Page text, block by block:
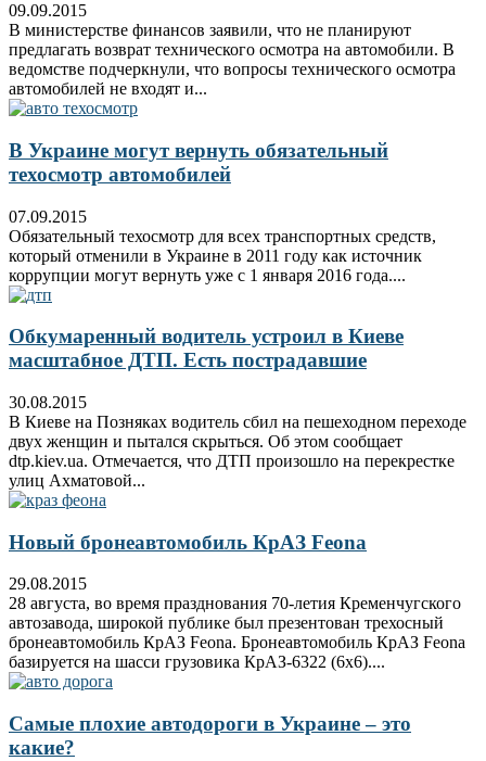
09.09.2015
В министерстве финансов заявили, что не планируют
предлагать возврат технического осмотра на автомобили. В
ведомстве подчеркнули, что вопросы технического осмотра
автомобилей не входят и...
В Украине могут вернуть обязательный
техосмотр автомобилей
07.09.2015
Обязательный техосмотр для всех транспортных средств,
который отменили в Украине в 2011 году как источник
коррупции могут вернуть уже с 1 января 2016 года....
Обкумаренный водитель устроил в Киеве
масштабное ДТП. Есть пострадавшие
30.08.2015
В Киеве на Позняках водитель сбил на пешеходном переходе
двух женщин и пытался скрыться. Об этом сообщает
dtp.kiev.ua. Отмечается, что ДТП произошло на перекрестке
улиц Ахматовой...
Новый бронеавтомобиль КрАЗ Feona
29.08.2015
28 августа, во время празднования 70-летия Кременчугского
автозавода, широкой публике был презентован трехосный
бронеавтомобиль КрАЗ Feona. Бронеавтомобиль КрАЗ Feona
базируется на шасси грузовика КрАЗ-6322 (6х6)....
Самые плохие автодороги в Украине – это
какие?